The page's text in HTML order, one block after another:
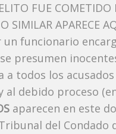
FUE COMETIDO
SIMILAR
funcionario
presumen
a todos los
al debido proceso
aparecen en este
del